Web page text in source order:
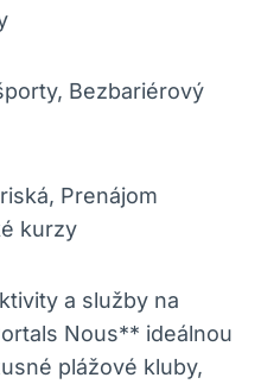
Bezbariérový
Prenájom
kurzy
a služby na
Nous** ideálnou
plážové kluby,